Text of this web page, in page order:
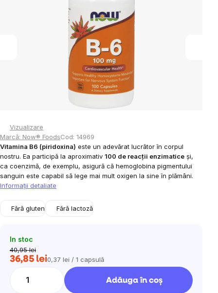
5
stele.
Vizualizare
Marcă: Now® FoodsCod: 14969
Vitamina B6 (piridoxina) este un adevărat lucrător în corpul
nostru. Ea participă la aproximativ 100 de reacții enzimatice și,
ca coenzimă, de exemplu, asigură că hemoglobina pigmentului
sanguin este capabil să lege mai mult oxigen la sine în plămâni.
Informaţii detaliate
Fără gluten Fără lactoză
In stoc
40,95 lei
36,85 leiEvaluare
0,37 lei / 1 capsulă
Adăuga în coş